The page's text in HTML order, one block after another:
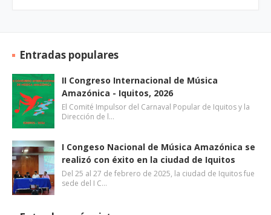
Entradas populares
II Congreso Internacional de Música
Amazónica - Iquitos, 2026
El Comité Impulsor del Carnaval Popular de Iquitos y la
Dirección de l…
I Congeso Nacional de Música Amazónica se
realizó con éxito en la ciudad de Iquitos
Del 25 al 27 de febrero de 2025, la ciudad de Iquitos fue
sede del I C…